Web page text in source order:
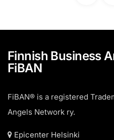
Finnish Business
FiBAN
FiBAN® is a registered
Angels Network ry.
Epicenter Helsinki